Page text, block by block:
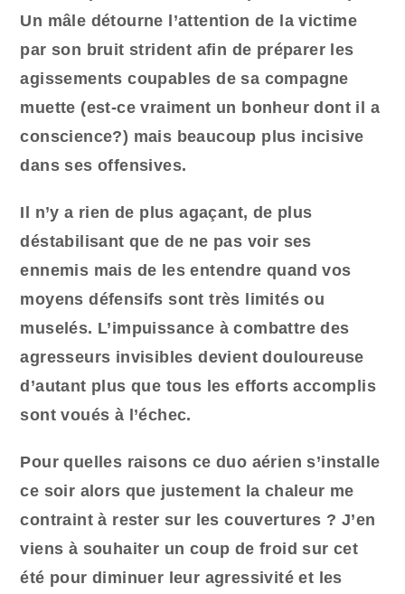
Un mâle détourne l’attention de la victime
par son bruit strident afin de préparer les
agissements coupables de sa compagne
muette (est-ce vraiment un bonheur dont il a
conscience?) mais beaucoup plus incisive
dans ses offensives.
Il n’y a rien de plus agaçant, de plus
déstabilisant que de ne pas voir ses
ennemis mais de les entendre quand vos
moyens défensifs sont très limités ou
muselés. L’impuissance à combattre des
agresseurs invisibles devient douloureuse
d’autant plus que tous les efforts accomplis
sont voués à l’échec.
Pour quelles raisons ce duo aérien s’installe
ce soir alors que justement la chaleur me
contraint à rester sur les couvertures ? J’en
viens à souhaiter un coup de froid sur cet
été pour diminuer leur agressivité et les